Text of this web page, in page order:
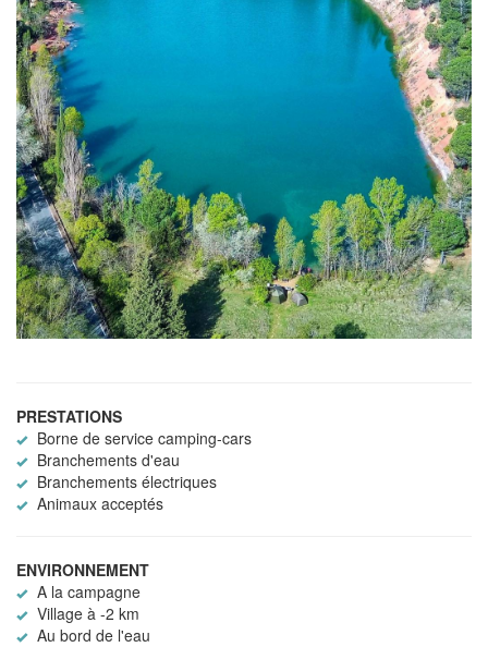
PRESTATIONS
Borne de service camping-cars
Branchements d'eau
Branchements électriques
Animaux acceptés
ENVIRONNEMENT
A la campagne
Village à -2 km
Au bord de l'eau